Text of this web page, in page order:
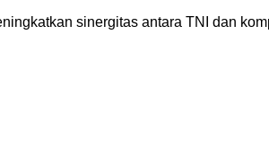
sinergitas antara TNI dan